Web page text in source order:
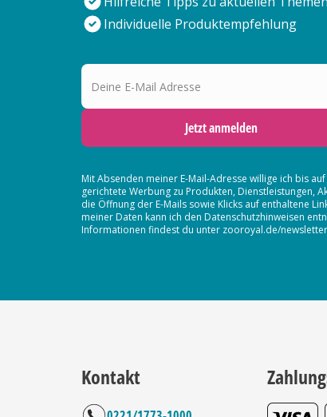
Individuelle Produktempfehlung
Deine E-Mail Adresse
Jetzt anmelden
Mit Absenden meiner E-Mail-Adresse willige ich bis
gerichtete Werbung zu Produkten, Dienstleistungen,
die Öffnung der E-Mails sowie Klicks auf enthaltene
meiner Daten kann ich den Datenschutzhinweisen
Informationen findest du unter zooroyal.de/
Kontakt